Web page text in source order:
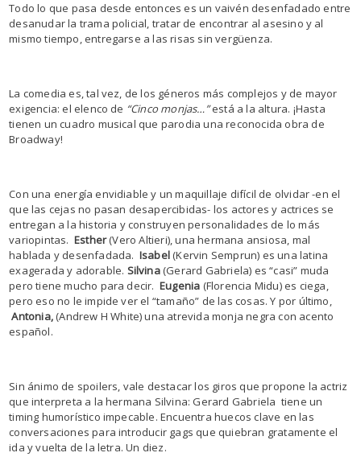
Todo lo que pasa desde entonces es un vaivén desenfadado entre
desanudar la trama policial, tratar de encontrar al asesino y al
mismo tiempo, entregarse a las risas sin vergüenza.
La comedia es, tal vez, de los géneros más complejos y de mayor
exigencia: el elenco de “Cinco monjas…”está a la altura. ¡Hasta
tienen un cuadro musical que parodia una reconocida obra de
Broadway!
Con una energía envidiable y un maquillaje difícil de olvidar -en el
que las cejas no pasan desapercibidas- los actores y actrices se
entregan a la historia y construyen personalidades de lo más
variopintas. Esther(Vero Altieri), una hermana ansiosa, mal
hablada y desenfadada. Isabel (Kervin Semprun) es una latina
exagerada y adorable. Silvina(Gerard Gabriela) es “casi” muda
pero tiene mucho para decir.Eugenia (Florencia Midu) es ciega,
pero eso no le impide ver el “tamaño” de las cosas. Y por último,
Antonia,(Andrew H White) una atrevida monja negra con acento
español.
Sin ánimo de spoilers, vale destacar los giros que propone la actriz
que interpreta a la hermana Silvina: Gerard Gabriela tiene un
timing humorístico impecable. Encuentra huecos clave en las
conversaciones para introducir gags que quiebran gratamente el
ida y vuelta de la letra. Un diez.